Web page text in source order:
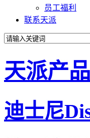
员工福利
联系天派
天派产
迪士尼